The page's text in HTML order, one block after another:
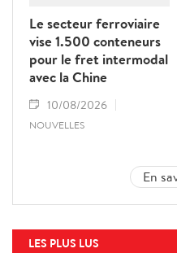
Le secteur ferroviaire
vise 1.500 conteneurs
pour le fret intermodal
avec la Chine
10/08/2026
NOUVELLES
En
LES PLUS LUS